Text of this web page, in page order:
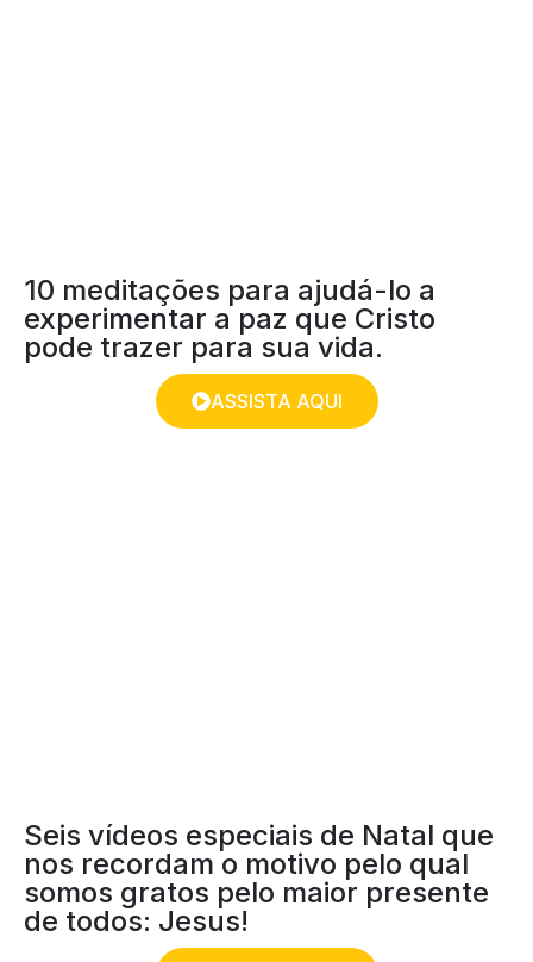
10 meditações para ajudá-lo a
experimentar a paz que Cristo
pode trazer para sua vida.
ASSISTA AQUI
Seis vídeos especiais de Natal que
nos recordam o motivo pelo qual
somos gratos pelo maior presente
de todos: Jesus!